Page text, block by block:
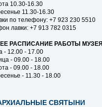
10.30-16.30
11.30-16.30
по телефону: +7 923 230 5510
лавки: +7 913 782 0315
РАСПИСАНИЕ РАБОТЫ МУЗЕЯ
- 12.00 - 17.00
- 09.00 - 18.00
- 09.00 - 18.00
- 11.30 - 18.00
СВЯТЫНИ